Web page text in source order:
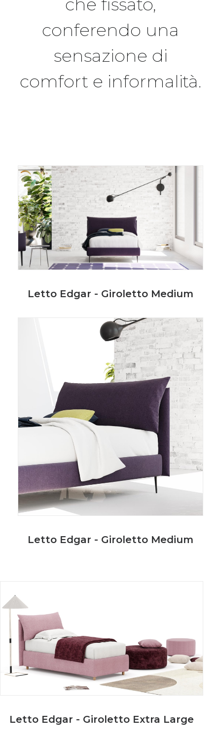
conferendo una
sensazione di
comfort e informalità.
Letto Edgar - Giroletto Medium
Letto Edgar - Giroletto Medium
Letto Edgar - Giroletto Extra Large